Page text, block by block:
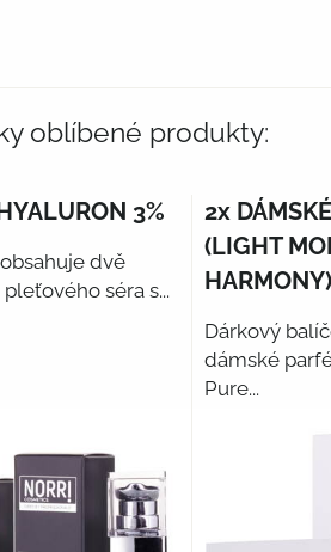
oblíbené produkty:
3%
dvě
séra s...
2x
(LIGHT
HARMONY)
Dárkový
dámské
Pure...